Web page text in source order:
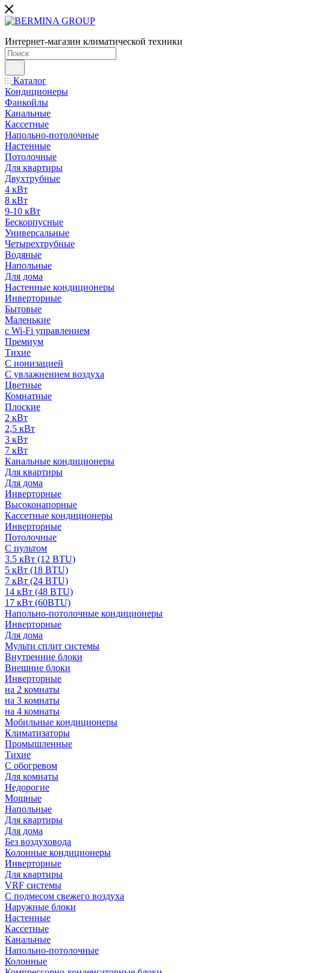
Интернет-магазин климатической техники
Каталог
Кондиционеры
Фанкойлы
Канальные
Кассетные
Напольно-потолочные
Настенные
Потолочные
Для квартиры
Двухтрубные
4 кВт
8 кВт
9-10 кВт
Бескорпусные
Универсальные
Четырехтрубные
Водяные
Напольные
Для дома
Настенные кондиционеры
Инверторные
Бытовые
Маленькие
с Wi-Fi управлением
Премиум
Тихие
С ионизацией
С увлажнением воздуха
Цветные
Комнатные
Плоские
2 кВт
2,5 кВт
3 кВт
7 кВт
Канальные кондиционеры
Для квартиры
Для дома
Инверторные
Высоконапорные
Кассетные кондиционеры
Инверторные
Потолочные
С пультом
3.5 кВт (12 BTU)
5 кВт (18 BTU)
7 кВт (24 BTU)
14 кВт (48 BTU)
17 кВт (60BTU)
Напольно-потолочные кондиционеры
Инверторные
Для дома
Мульти сплит системы
Внутренние блоки
Внешние блоки
Инверторные
на 2 комнаты
на 3 комнаты
на 4 комнаты
Мобильные кондиционеры
Климатизаторы
Промышленные
Тихие
С обогревом
Для комнаты
Недорогие
Мощные
Напольные
Для квартиры
Для дома
Без воздуховода
Колонные кондиционеры
Инверторные
Для квартиры
VRF системы
С подмесом свежего воздуха
Наружные блоки
Настенные
Кассетные
Канальные
Напольно-потолочные
Колонные